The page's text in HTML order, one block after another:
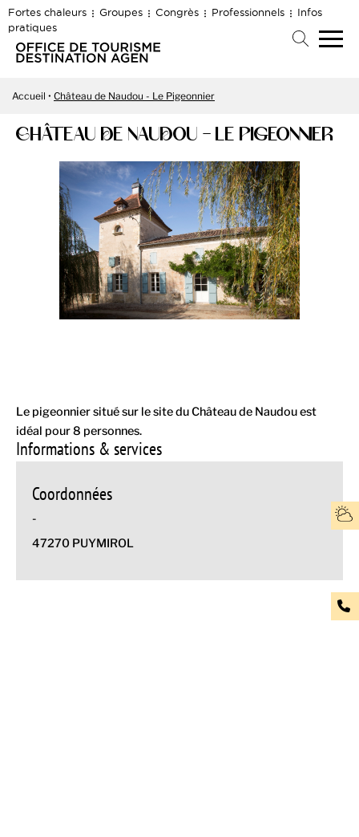
Fortes chaleurs Groupes Congrès Professionnels
Infos
pratiques
Accueil Château de Naudou - Le Pigeonnier
CHÂTEAU DE NAUDOU - LE PIGEONNIER
Le pigeonnier situé sur le site du Château de Naudou est
idéal pour 8 personnes.
Informations & services
Coordonnées
-
47270 PUYMIROL